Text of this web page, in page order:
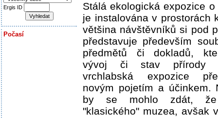
Ergis ID
Počasí
Stálá ekologická expozice
je instalována v prostorách
většina návštěvníků si pod
představuje především
předmětů či dokladů,
vývoj či stav přírody
vrchlabská expozice
novým pojetím a účinkem.
by se mohlo zdát,
"klasického" muzea, avšak